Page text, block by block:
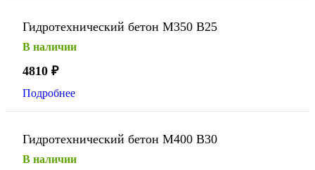
Гидротехнический бетон М350 В25
В наличии
4810 ₽
Подробнее
Гидротехнический бетон М400 В30
В наличии